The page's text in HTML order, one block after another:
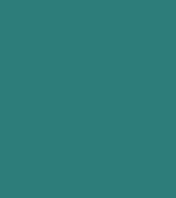
l'aise d'utiliser
barres de
vos
pas de